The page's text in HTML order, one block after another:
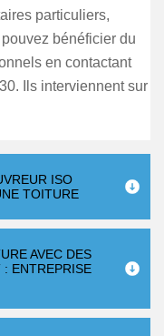
particuliers,
bénéficier du
en contactant
Ils interviennent sur
ISO
TOITURE
AVEC DES
: ENTREPRISE